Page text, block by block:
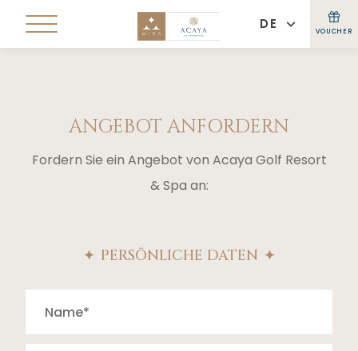
DE VOUCHER
ANGEBOT ANFORDERN
Fordern Sie ein Angebot von Acaya Golf Resort
& Spa an:
PERSÖNLICHE DATEN